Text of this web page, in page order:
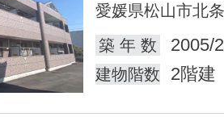
愛媛県松山市北条
築 年 数
2005/
建物階数 2階建